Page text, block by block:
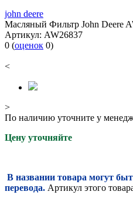
john deere
Масляный Фильтр John Deere
Артикул: AW26837
0 (оценок 0)
<
>
По наличию уточните у
Цену уточняйте
В названии товара могут
перевода. Артикул этого